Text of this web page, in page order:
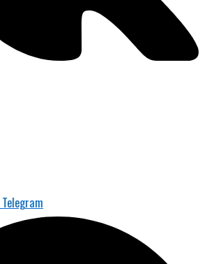
Telegram